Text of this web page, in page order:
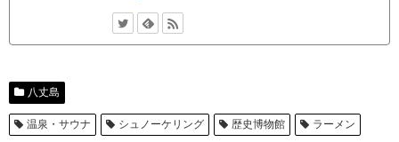
八丈島
温泉・サウナ シュノーケリング 歴史博物館 ラーメン